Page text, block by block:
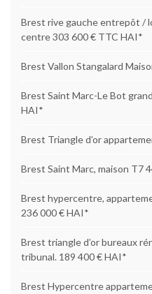
Brest rive gauche entrepôt /
centre 303 600 € TTC HAI*
Brest Vallon Stangalard
Brest Saint Marc-Le Bot
HAI*
Brest Triangle d’or
Brest Saint Marc, maison T7
Brest hypercentre,
236 000 € HAI*
Brest triangle d’or bureaux
tribunal. 189 400 € HAI*
Brest Hypercentre